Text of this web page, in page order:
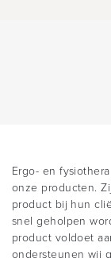
Ergo- en
onze producten.
product bij hun
snel geholpen
product voldoet
ondersteunen wij